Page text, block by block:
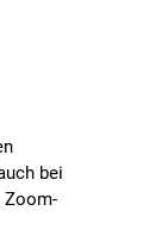
bei
Zoom-